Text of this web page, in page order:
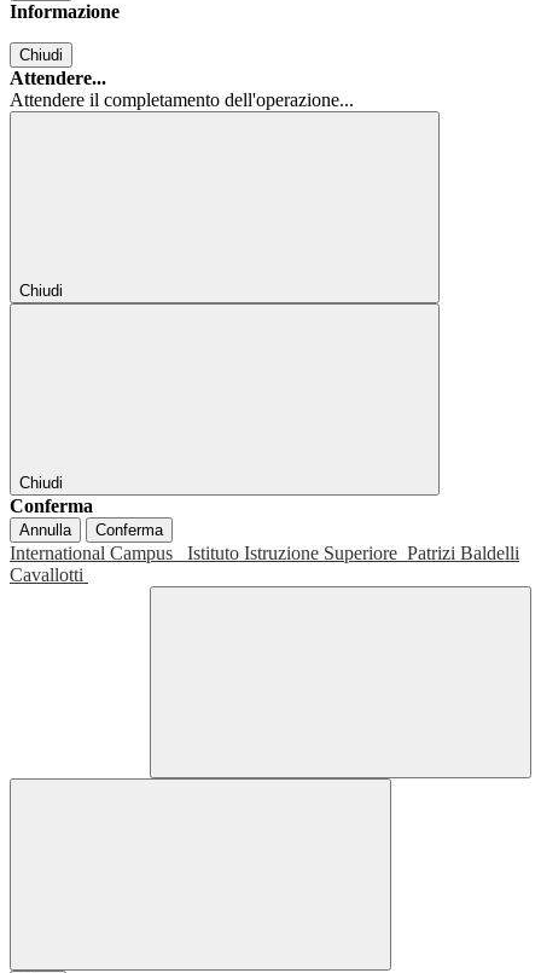
Informazione
Chiudi
Attendere...
Attendere il completamento dell'operazione...
Chiudi
Chiudi
Conferma
Annulla Conferma
International Campus Istituto Istruzione Superiore Patrizi Baldelli
Cavallotti